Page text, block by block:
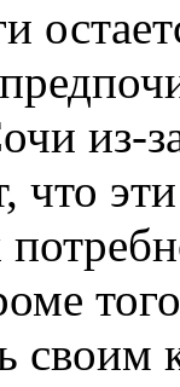
из-
что
своим